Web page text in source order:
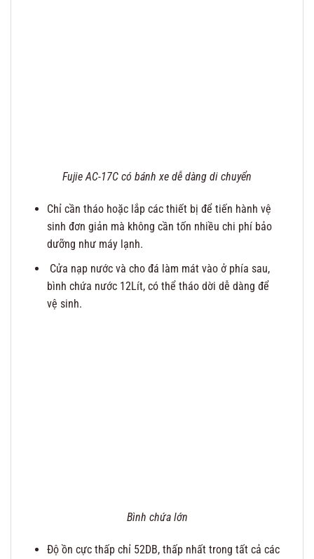
Fujie AC-17C có bánh xe dễ dàng di chuyển
Chỉ cần tháo hoặc lắp các thiết bị để tiến hành vệ
sinh đơn giản mà không cần tốn nhiều chi phí bảo
dưỡng như máy lạnh.
Cửa nạp nước và cho đá làm mát vào ở phía sau,
bình chứa nước 12Lít, có thể tháo dời dễ dàng để
vệ sinh.
Bình chứa lớn
Độ ồn cực thấp chỉ 52DB, thấp nhất trong tất cả các